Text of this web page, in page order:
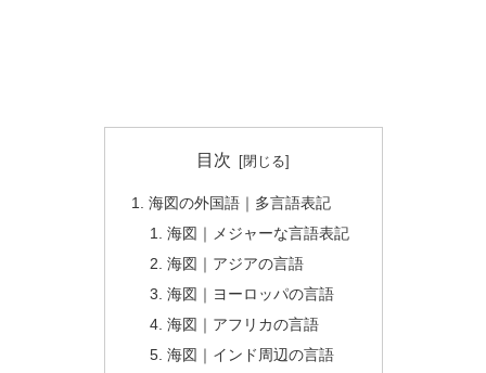
目次
海図の外国語｜多言語表記
海図｜メジャーな言語表記
海図｜アジアの言語
海図｜ヨーロッパの言語
海図｜アフリカの言語
海図｜インド周辺の言語